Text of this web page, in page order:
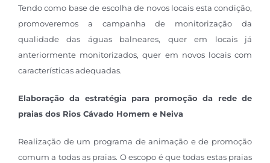
Tendo como base de escolha de novos locais esta condição,
promoveremos a campanha de monitorização da
qualidade das águas balneares, quer em locais já
anteriormente monitorizados, quer em novos locais com
características adequadas.
Elaboração da estratégia para promoção da rede de
praias dos Rios Cávado Homem e Neiva
Realização de um programa de animação e de promoção
comum a todas as praias. O escopo é que todas estas praias